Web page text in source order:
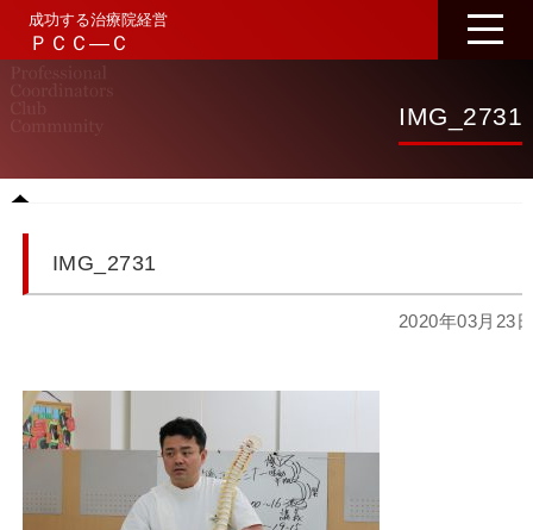
成功する治療院経営
ＰＣＣ―Ｃ
IMG_2731
IMG_2731
2020年03月23